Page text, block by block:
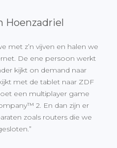
Hoenzadriel
met z’n vijven en halen we
De ene persoon werkt
kijkt on demand naar
met de tablet naar ZDF
een multiplayer game
2. En dan zijn er
zoals routers die we